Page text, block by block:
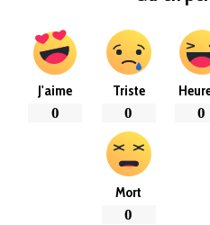
J'aime
0
Triste
0
0
Mort
0